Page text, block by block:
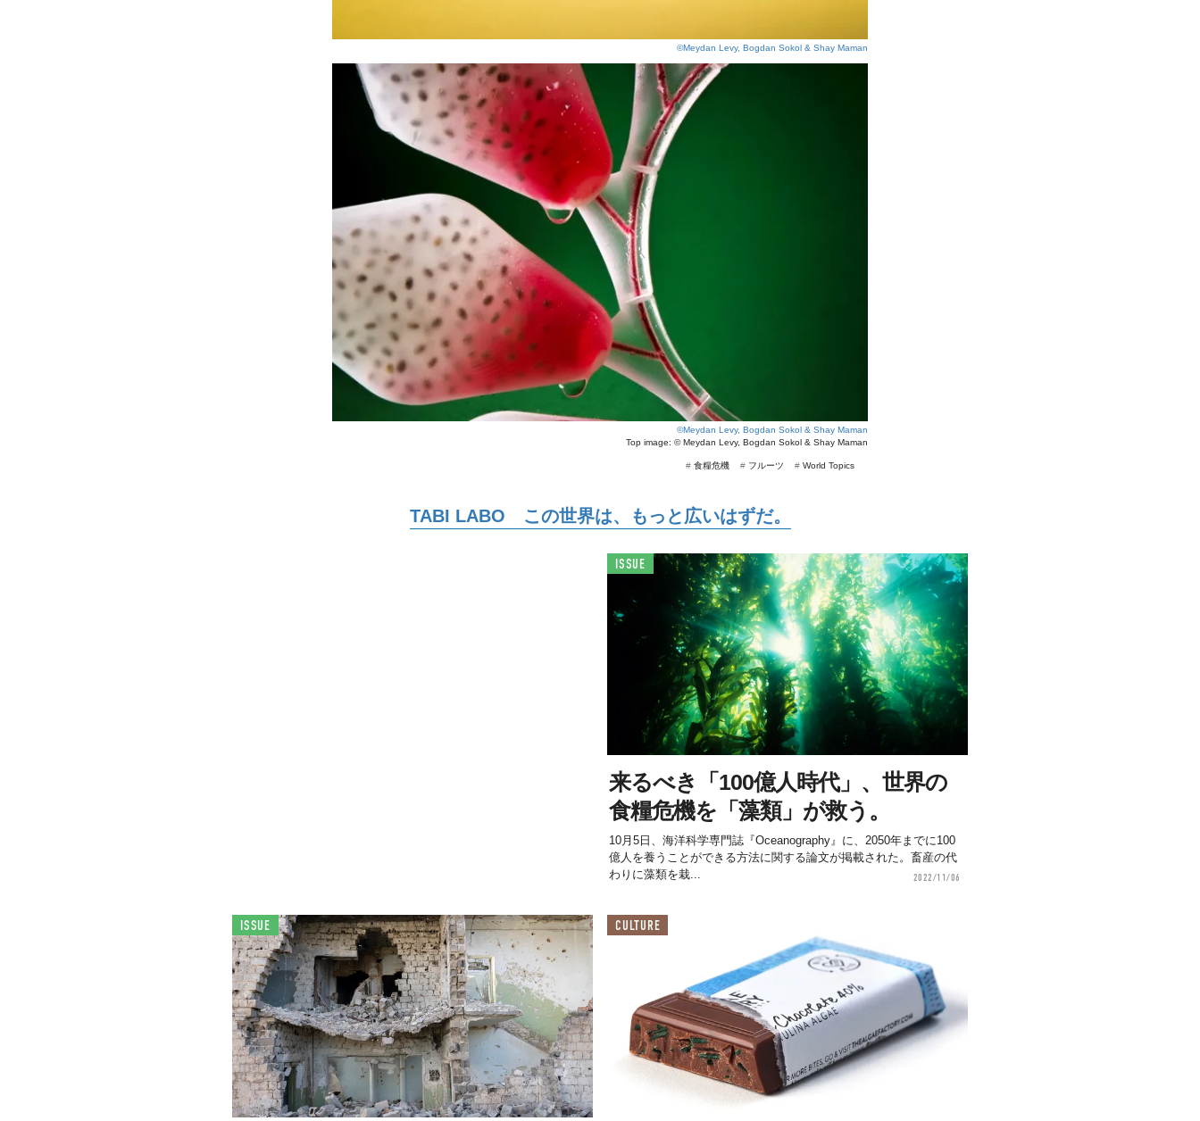
©Meydan Levy, Bogdan Sokol & Shay Maman
©Meydan Levy, Bogdan Sokol & Shay Maman
Top image: ©Meydan Levy, Bogdan Sokol & Shay Maman
# World Topics
# フルーツ
# 食糧危機
TABI LABO この世界は、もっと広いはずだ。
ISSUE
来るべき「100億人時代」、世界の
食糧危機を「藻類」が救う。
10月5日、海洋科学専門誌『Oceanography』に、2050年までに100
億人を養うことができる方法に関する論文が掲載された。畜産の代
わりに藻類を栽...
2022/11/06
ISSUE CULTURE